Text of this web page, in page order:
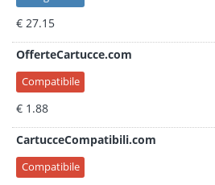
€ 27.15
OfferteCartucce.com
Compatibile
€ 1.88
CartucceCompatibili.com
Compatibile